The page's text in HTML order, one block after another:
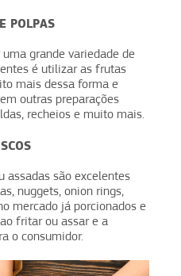
POLPAS
grande variedade de
é utilizar as frutas
mais dessa forma e
outras preparações
recheios e muito mais.
assadas são excelentes
nuggets, onion rings,
mercado já porcionados e
fritar ou assar e a
o consumidor.